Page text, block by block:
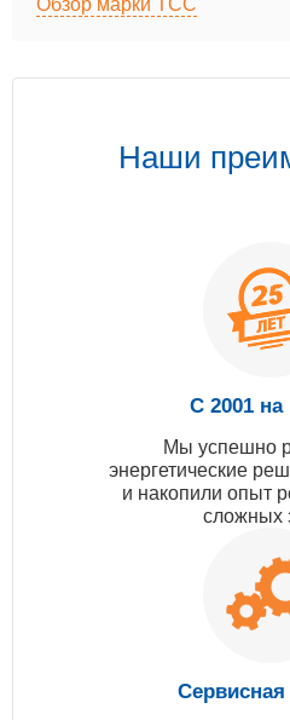
Обзор марки ТСС
Наши
С 2001
Мы успешно
энергетические
и накопили опыт
сложных